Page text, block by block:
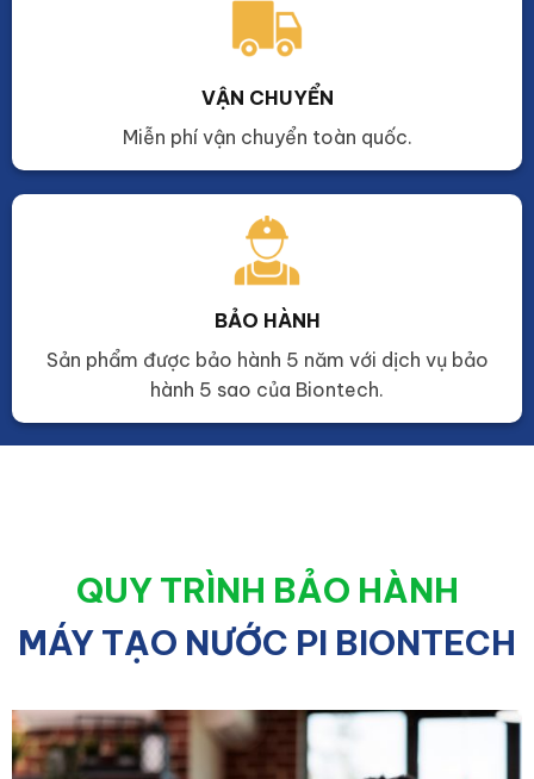
VẬN CHUYỂN
Miễn phí vận chuyển toàn quốc.
BẢO HÀNH
Sản phẩm được bảo hành 5 năm với dịch vụ bảo
hành 5 sao của Biontech.
QUY TRÌNH BẢO HÀNH
MÁY TẠO NƯỚC PI BIONTECH